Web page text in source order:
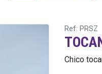
Ref: PRSZ
Chico